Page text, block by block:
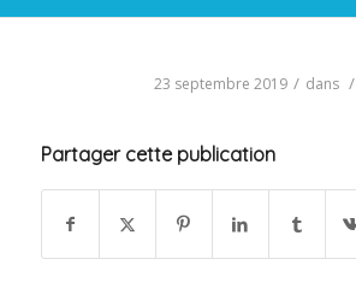
23 septembre 2019 / dans /
Partager cette publication